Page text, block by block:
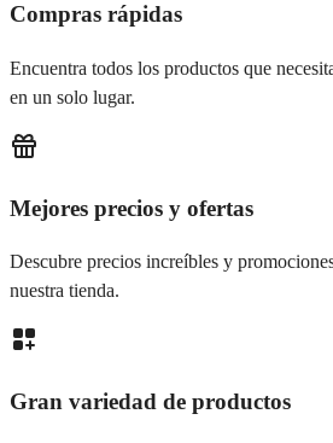
Compras rápidas
Encuentra todos los productos que
en un solo lugar.
Mejores precios y ofertas
Descubre precios increíbles y
nuestra tienda.
Gran variedad de productos